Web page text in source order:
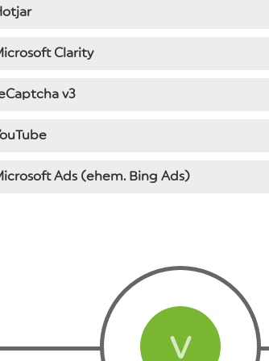
Clarity
v3
Ads (ehem. Bing Ads)
V